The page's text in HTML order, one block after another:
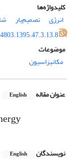
کلیدواژه‌ها
انرژی
تصمیم‌یار
موضوعات
مکانیزاسیون
عنوان مقاله English
نویسندگان English